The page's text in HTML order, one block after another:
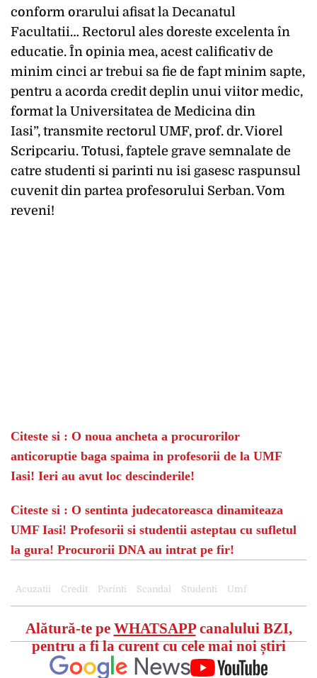
conform orarului afisat la Decanatul
Facultatii… Rectorul ales doreste excelenta în
educatie. În opinia mea, acest calificativ de
minim cinci ar trebui sa fie de fapt minim sapte,
pentru a acorda credit deplin unui viitor medic,
format la Universitatea de Medicina din
Iasi”, transmite rectorul UMF, prof. dr. Viorel
Scripcariu. Totusi, faptele grave semnalate de
catre studenti si parinti nu isi gasesc raspunsul
cuvenit din partea profesorului Serban. Vom
reveni!
Citeste si : O noua ancheta a procurorilor
anticoruptie baga spaima in profesorii de la UMF
Iasi! Ieri au avut loc descinderile!
Citeste si : O sentinta judecatoreasca dinamiteaza
UMF Iasi! Profesorii si studentii asteptau cu sufletul
la gura! Procurorii DNA au intrat pe fir!
Acuzatii Credit Parinti Scandal Studenti Umf
Alătură-te pe WHATSAPPcanalului BZI,
pentru a fi la curent cu cele mai noi știri